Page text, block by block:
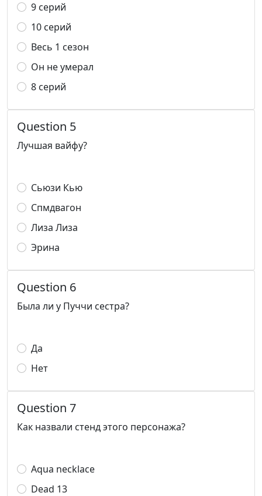
9 серий
10 серий
Весь 1 сезон
Он не умерал
8 серий
Question 5
Лучшая вайфу?
Сьюзи Кью
Спмдвагон
Лиза Лиза
Эрина
Question 6
Была ли у Пуччи сестра?
Да
Нет
Question 7
Как назвали стенд этого персонажа?
Aqua necklace
Dead 13